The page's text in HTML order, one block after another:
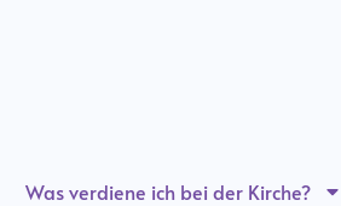
Was verdiene ich bei der Kirche?